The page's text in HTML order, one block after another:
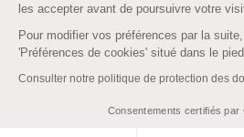
les accepter avant de poursuivre votre
Pour modifier vos préférences par la
'Préférences de cookies' situé dans le
Consulter notre politique de protection des
Consentements certifiés par